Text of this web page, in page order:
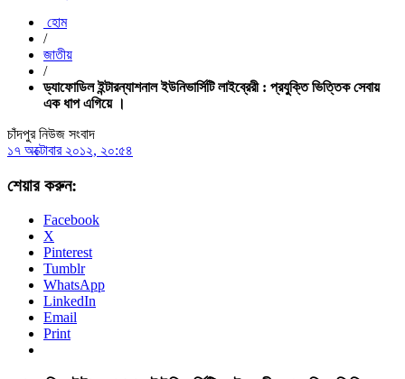
হোম
/
জাতীয়
/
ড্যাফোডিল ইন্টারন্যাশনাল ইউনিভার্সিটি লাইব্রেরী : প্রযুক্তি ভিত্তিক সেবায়
এক ধাপ এগিয়ে ।
চাঁদপুর নিউজ সংবাদ
১৭ অক্টোবার ২০১২, ২০:৫৪
শেয়ার করুন:
Facebook
X
Pinterest
Tumblr
WhatsApp
LinkedIn
Email
Print